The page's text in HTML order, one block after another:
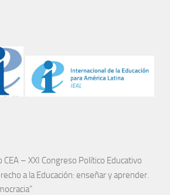
CEA – XXI Congreso Político Educativo
a la Educación: enseñar y aprender.